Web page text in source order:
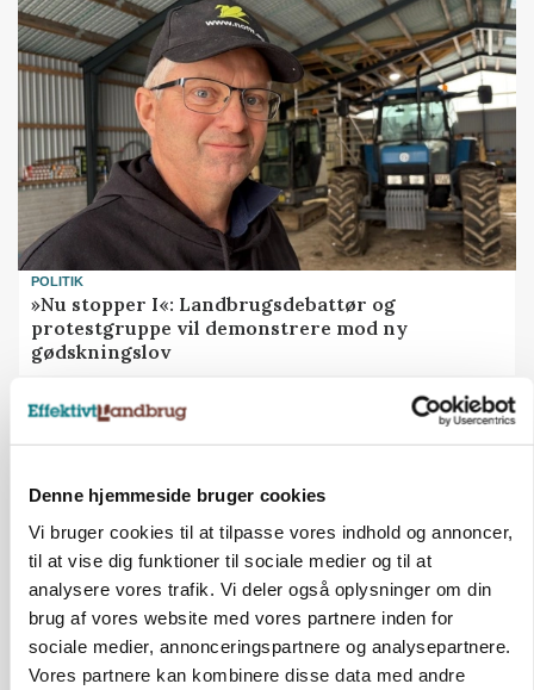
Denne hjemmeside bruger cookies
Vi bruger cookies til at tilpasse vores indhold og annoncer,
til at vise dig funktioner til sociale medier og til at
analysere vores trafik. Vi deler også oplysninger om din
brug af vores website med vores partnere inden for
sociale medier, annonceringspartnere og analysepartnere.
Vores partnere kan kombinere disse data med andre
POLITIK
»Nu stopper I«: Landbrugsdebattør og
protestgruppe vil demonstrere mod ny
gødskningslov